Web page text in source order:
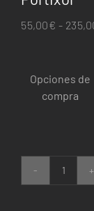
55,00€ -
Opciones de
compra